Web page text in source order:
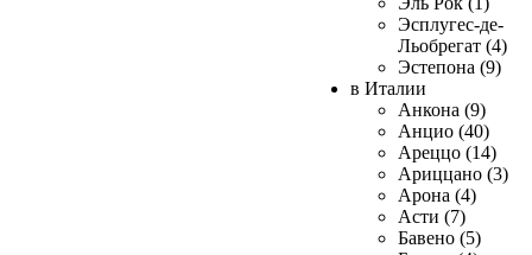
Эсплугес-де-
Льобрегат (4)
Эстепона (9)
в Италии
Анкона (9)
Анцио (40)
Ареццо (14)
Ариццано (3)
Арона (4)
Асти (7)
Бавено (5)